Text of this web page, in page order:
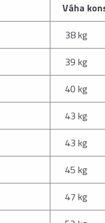
Váha
38 kg
39 kg
40 kg
43 kg
43 kg
45 kg
47 kg